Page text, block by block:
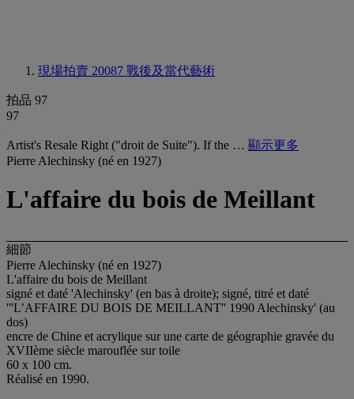
現場拍賣 20087 戰後及當代藝術
拍品 97
97
Artist's Resale Right ("droit de Suite"). If the … 顯示更多
Pierre Alechinsky (né en 1927)
L'affaire du bois de Meillant
細節
Pierre Alechinsky (né en 1927)
L'affaire du bois de Meillant
signé et daté 'Alechinsky' (en bas à droite); signé, titré et daté
'''L’AFFAIRE DU BOIS DE MEILLANT'' 1990 Alechinsky' (au
dos)
encre de Chine et acrylique sur une carte de géographie gravée du
XVIIème siècle marouflée sur toile
60 x 100 cm.
Réalisé en 1990.